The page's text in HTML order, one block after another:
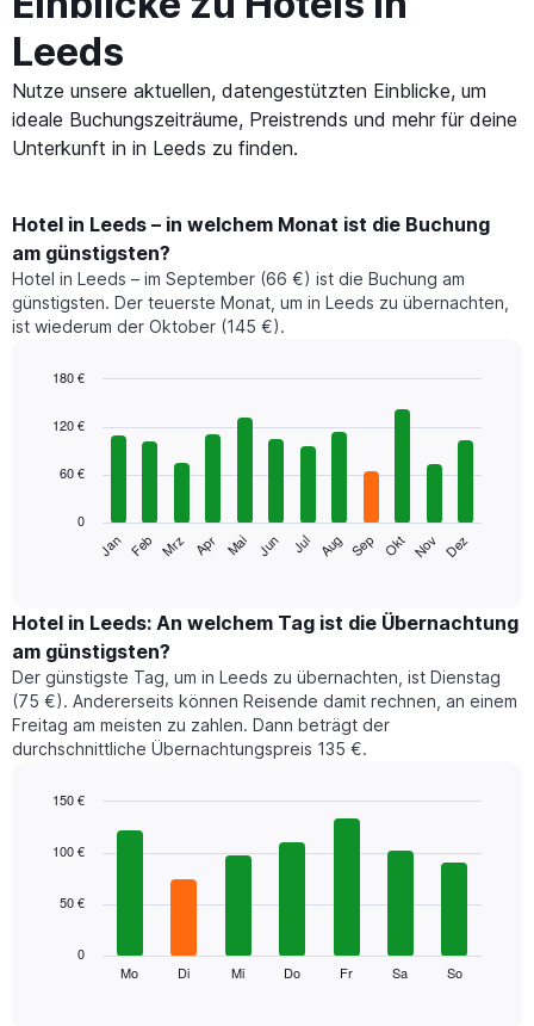
Leeds
Nutze unsere aktuellen, datengestützten Einblicke, um
ideale Buchungszeiträume, Preistrends und mehr für deine
Unterkunft in in Leeds zu finden.
Hotel in Leeds – in welchem Monat ist die Buchung
am günstigsten?
Hotel in Leeds – im September (66 €) ist die Buchung am
günstigsten. Der teuerste Monat, um in Leeds zu übernachten,
ist wiederum der Oktober (145 €).
chart
bars.
folgende
den
durchschnittlichen
Zimmerpreis
im
jeweiligen
Monat
an.
Diagramm
die
Monate
graphic.
Jan Feb Mrz Apr Mai Jun Jul Aug Sep Okt Nov Dez
0
60 €
120 €
180 €
Hotel in Leeds: An welchem Tag ist die Übernachtung
am günstigsten?
Der günstigste Tag, um in Leeds zu übernachten, ist Dienstag
(75 €). Andererseits können Reisende damit rechnen, an einem
Freitag am meisten zu zahlen. Dann beträgt der
durchschnittliche Übernachtungspreis 135 €.
chart
bars.
Mo Di Mi Do Fr Sa So
0
50 €
100 €
150 €